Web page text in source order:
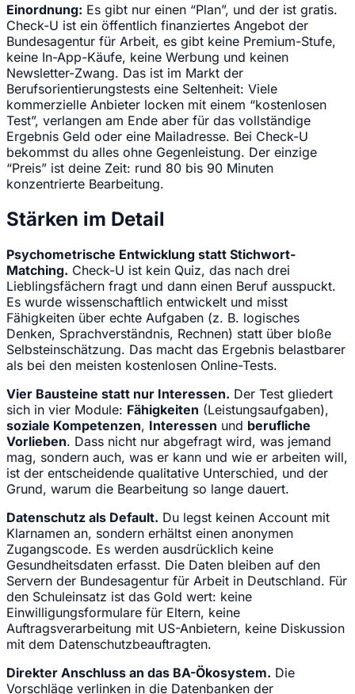
Einordnung: Es gibt nur einen “Plan”, und der ist gratis.
Check-U ist ein öffentlich finanziertes Angebot der
Bundesagentur für Arbeit, es gibt keine Premium-Stufe,
keine In-App-Käufe, keine Werbung und keinen
Newsletter-Zwang. Das ist im Markt der
Berufsorientierungstests eine Seltenheit: Viele
kommerzielle Anbieter locken mit einem “kostenlosen
Test”, verlangen am Ende aber für das vollständige
Ergebnis Geld oder eine Mailadresse. Bei Check-U
bekommst du alles ohne Gegenleistung. Der einzige
“Preis” ist deine Zeit: rund 80 bis 90 Minuten
konzentrierte Bearbeitung.
Stärken im Detail
Psychometrische Entwicklung statt Stichwort-
Matching. Check-U ist kein Quiz, das nach drei
Lieblingsfächern fragt und dann einen Beruf ausspuckt.
Es wurde wissenschaftlich entwickelt und misst
Fähigkeiten über echte Aufgaben (z. B. logisches
Denken, Sprachverständnis, Rechnen) statt über bloße
Selbsteinschätzung. Das macht das Ergebnis belastbarer
als bei den meisten kostenlosen Online-Tests.
Vier Bausteine statt nur Interessen. Der Test gliedert
sich in vier Module: Fähigkeiten (Leistungsaufgaben),
soziale Kompetenzen, Interessen und berufliche
Vorlieben. Dass nicht nur abgefragt wird, was jemand
mag, sondern auch, was er kann und wie er arbeiten will,
ist der entscheidende qualitative Unterschied, und der
Grund, warum die Bearbeitung so lange dauert.
Datenschutz als Default. Du legst keinen Account mit
Klarnamen an, sondern erhältst einen anonymen
Zugangscode. Es werden ausdrücklich keine
Gesundheitsdaten erfasst. Die Daten bleiben auf den
Servern der Bundesagentur für Arbeit in Deutschland. Für
den Schuleinsatz ist das Gold wert: keine
Einwilligungsformulare für Eltern, keine
Auftragsverarbeitung mit US-Anbietern, keine Diskussion
mit dem Datenschutzbeauftragten.
Direkter Anschluss an das BA-Ökosystem. Die
Vorschläge verlinken in die Datenbanken der